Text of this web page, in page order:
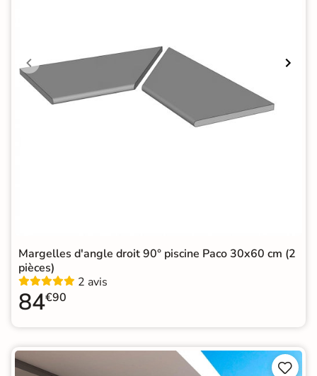
Margelles d'angle droit 90° piscine Paco 30x60 cm (2
pièces)
2 avis
84€90

